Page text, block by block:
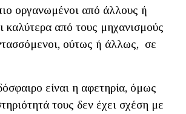
οργανωμένοι από άλλους ή
καλύτερα από τους μηχανισμούς
ούτως ή άλλως, σε
είναι η αφετηρία, όμως
τους δεν έχει σχέση με